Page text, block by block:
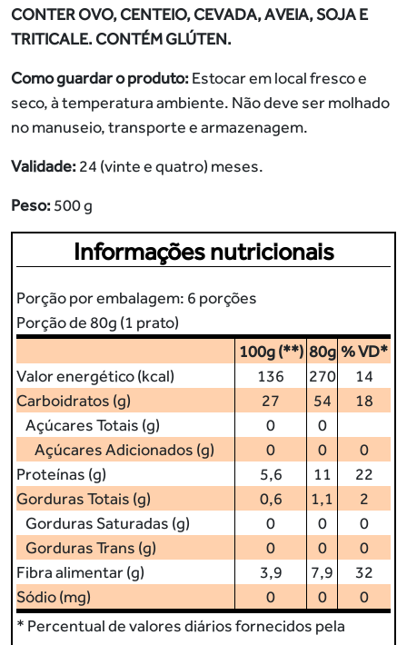
CONTER OVO, CENTEIO, CEVADA, AVEIA, SOJA E
TRITICALE. CONTÉM GLÚTEN.
Como guardar o produto: Estocar em local fresco e
seco, à temperatura ambiente. Não deve ser molhado
no manuseio, transporte e armazenagem.
Validade: 24 (vinte e quatro) meses.
Peso: 500 g
Informações nutricionais
Porção por embalagem: 6 porções
Porção de 80g (1 prato)
100g (**) 80g % VD*
Valor energético (kcal)
136 270
14
Carboidratos (g)
27 54
18
Açúcares Totais (g)
0
0
Açúcares Adicionados (g)
0 0
0
Proteínas (g)
5,6 11
22
Gorduras Totais (g)
0,6 1,1
2
Gorduras Saturadas (g)
0 0
0
Gorduras Trans (g)
0 0
0
Fibra alimentar (g)
3,9 7,9
32
Sódio (mg)
0 0
0
* Percentual de valores diários fornecidos pela